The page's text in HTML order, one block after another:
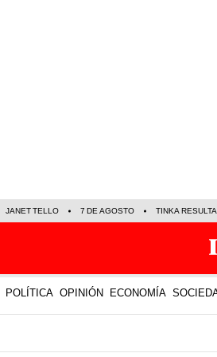
JANET TELLO 7 DE AGOSTO TINKA
POLÍTICA OPINIÓN ECONOMÍA